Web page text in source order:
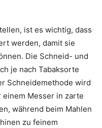
ist es wichtig, dass
werden, damit sie
Die Schneid- und
je nach Tabaksorte
Schneidemethode wird
Messer in zarte
während beim Mahlen
zu feinem